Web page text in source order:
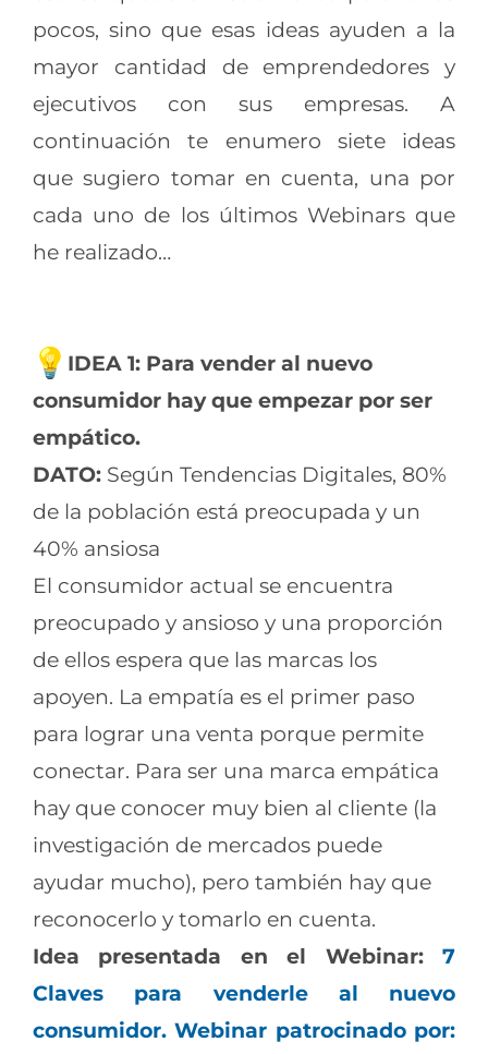
pocos, sino que esas ideas ayuden a la
mayor cantidad de emprendedores y
ejecutivos con sus empresas. A
continuación te enumero siete ideas
que sugiero tomar en cuenta, una por
cada uno de los últimos Webinars que
he realizado…
IDEA 1: Para vender al nuevo
consumidor hay que empezar por ser
empático.
DATO: Según Tendencias Digitales, 80%
de la población está preocupada y un
40% ansiosa
El consumidor actual se encuentra
preocupado y ansioso y una proporción
de ellos espera que las marcas los
apoyen. La empatía es el primer paso
para lograr una venta porque permite
conectar. Para ser una marca empática
hay que conocer muy bien al cliente (la
investigación de mercados puede
ayudar mucho), pero también hay que
reconocerlo y tomarlo en cuenta.
Idea presentada en el Webinar:7
Claves para venderle al nuevo
consumidor. Webinar patrocinado por: